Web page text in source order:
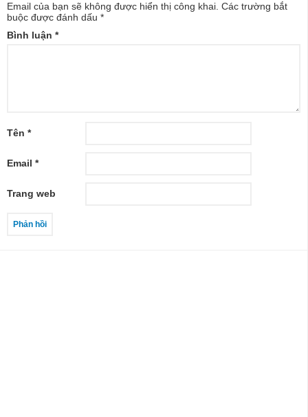
Email của bạn sẽ không được hiển thị công khai. Các trường bắt
buộc được đánh dấu *
Bình luận *
Tên *
Email *
Trang web